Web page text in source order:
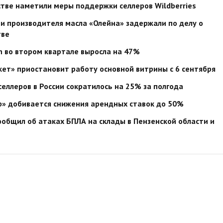
наметили меры поддержки селлеров Wildberries
производителя масла «Олейна» задержали по делу о
во втором квартале выросла на 47%
приостановит работу основной витрины с 6 сентября
в России сократилось на 25% за полгода
добивается снижения арендных ставок до 50%
об атаках БПЛА на склады в Пензенской области и